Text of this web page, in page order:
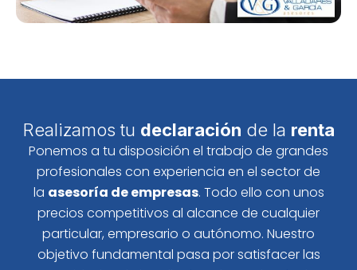
Realizamos tu declaración de la renta
Ponemos a tu disposición el trabajo de grandes
profesionales con experiencia en el sector de
la asesoría de empresas. Todo ello con unos
precios competitivos al alcance de cualquier
particular, empresario o autónomo. Nuestro
objetivo fundamental pasa por satisfacer las